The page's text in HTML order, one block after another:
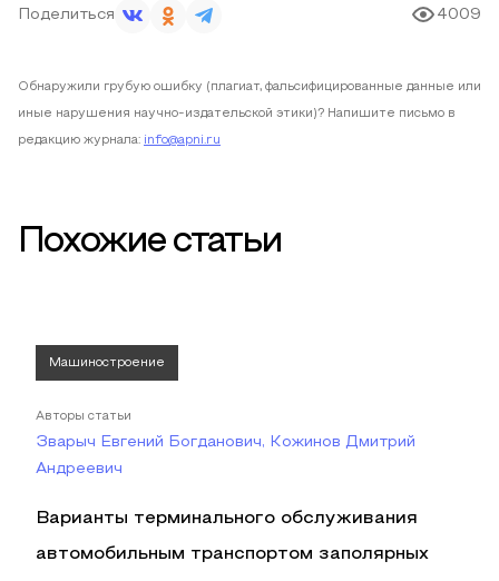
Поделиться 4009
Обнаружили грубую ошибку (плагиат, фальсифицированные данные или
иные нарушения научно-издательской этики)? Напишите письмо в
редакцию журнала: info@apni.ru
Похожие статьи
Машиностроение
Авторы статьи
Зварыч Евгений Богданович, Кожинов Дмитрий
Андреевич
Варианты терминального обслуживания
автомобильным транспортом заполярных